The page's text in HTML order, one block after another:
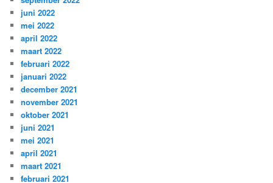
juni 2022
mei 2022
april 2022
maart 2022
februari 2022
januari 2022
december 2021
november 2021
oktober 2021
juni 2021
mei 2021
april 2021
maart 2021
februari 2021